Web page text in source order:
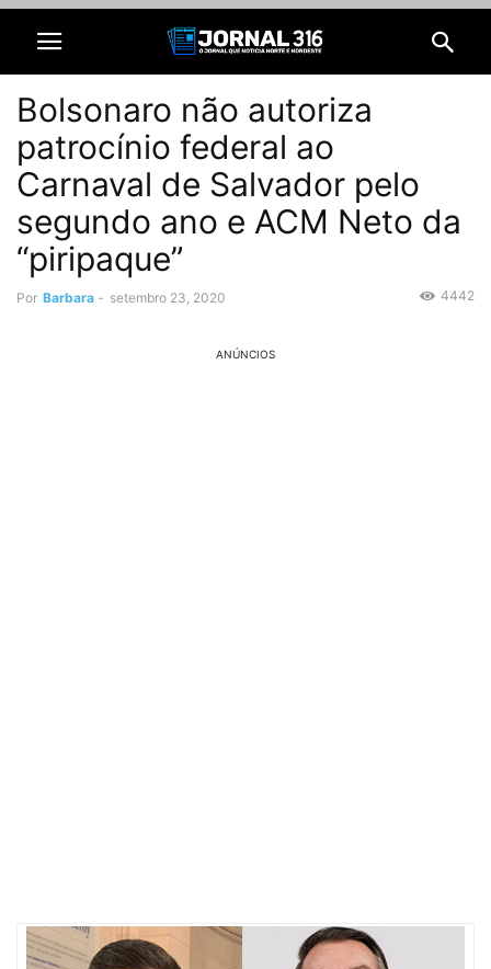
Bolsonaro não autoriza
patrocínio federal ao
Carnaval de Salvador pelo
segundo ano e ACM Neto da
“piripaque”
Por Barbara - setembro 23, 2020 4442
ANÚNCIOS